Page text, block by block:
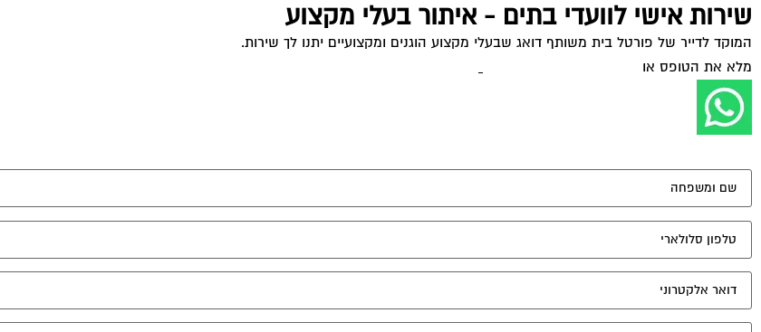
שירות אישי לוועדי בתים - איתור בעלי מקצוע
המוקד לדייר של פורטל בית משותף דואג שבעלי מקצוע הוגנים ומקצועיים יתנו לך שירות.
מלא את הטופס או